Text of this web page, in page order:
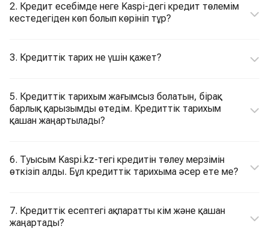
2. Кредит есебімде неге Kaspi-дегі кредит төлемім
кестедегіден көп болып көрініп тұр?
3. Кредиттік тарих не үшін қажет?
5. Кредиттік тарихым жағымсыз болатын, бірақ
барлық қарызымды өтедім. Кредиттік тарихым
қашан жаңартылады?
6. Туысым Kaspi.kz-тегі кредитін төлеу мерзімін
өткізіп алды. Бұл кредиттік тарихыма әсер ете ме?
7. Кредиттік есептегі ақпаратты кім және қашан
жаңартады?